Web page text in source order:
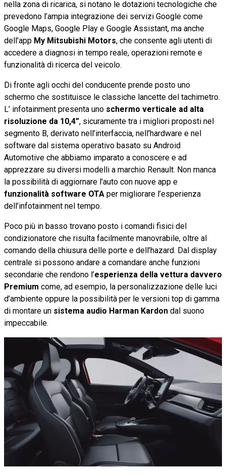
nella zona di ricarica, si notano le dotazioni tecnologiche che
prevedono l’ampia integrazione dei servizi Google come
Google Maps, Google Play e Google Assistant, ma anche
dell’app My Mitsubishi Motors, che consente agli utenti di
accedere a diagnosi in tempo reale, operazioni remote e
funzionalità di ricerca del veicolo.
Di fronte agli occhi del conducente prende posto uno
schermo che sostituisce le classiche lancette del tachimetro.
L’ infotainment presenta uno schermo verticale ad alta
risoluzione da 10,4”, sicuramente tra i migliori proposti nel
segmento B, derivato nell’interfaccia, nell’hardware e nel
software dal sistema operativo basato su Android
Automotive che abbiamo imparato a conoscere e ad
apprezzare su diversi modelli a marchio Renault. Non manca
la possibilità di aggiornare l’auto con nuove app e
funzionalità software OTA per migliorare l’esperienza
dell’infotainment nel tempo.
Poco più in basso trovano posto i comandi fisici del
condizionatore che risulta facilmente manovrabile, oltre al
comando della chiusura delle porte e dell’hazard. Dal display
centrale si possono andare a comandare anche funzioni
secondarie che rendono l’esperienza della vettura davvero
Premium come, ad esempio, la personalizzazione delle luci
d’ambiente oppure la possibilità per le versioni top di gamma
di montare un sistema audio Harman Kardon dal suono
impeccabile.